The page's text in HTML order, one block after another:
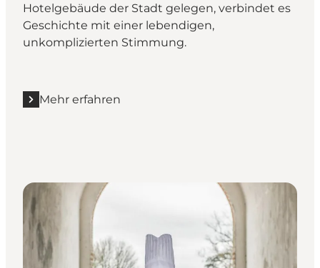
Hotelgebäude der Stadt gelegen, verbindet es
Geschichte mit einer lebendigen,
unkomplizierten Stimmung.
Mehr erfahren
Mehr erfahren "Café Frandsen"